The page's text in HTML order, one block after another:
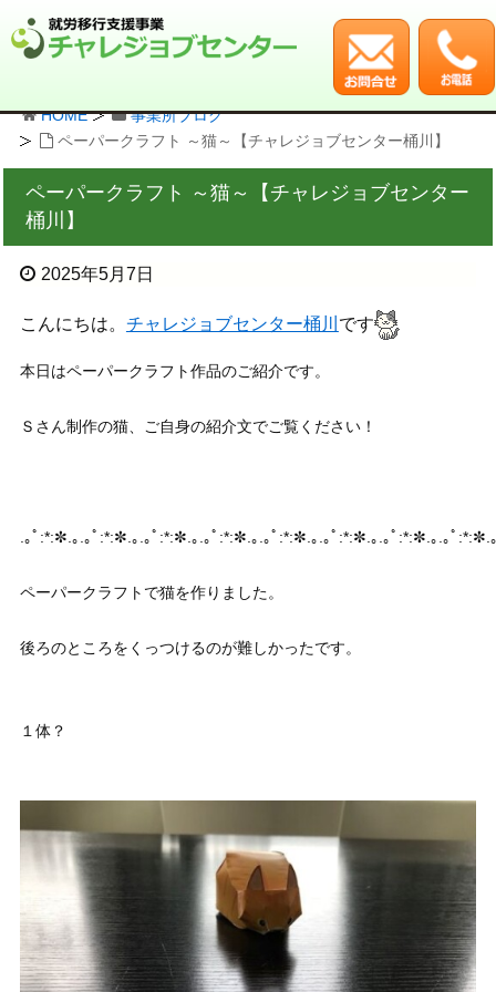
HOME
事業所ブログ
ペーパークラフト ～猫～【チャレジョブセンター桶川】
ペーパークラフト ～猫～【チャレジョブセンター
桶川】
2025年5月7日
こんにちは。 チャレジョブセンター桶川 です
本日はペーパークラフト作品のご紹介です。
Ｓさん制作の猫、ご自身の紹介文でご覧ください！
.｡ﾟ:*:✼.｡.｡ﾟ:*:✼.｡.｡ﾟ:*:✼.｡.｡ﾟ:*:✼.｡.｡ﾟ:*:✼.｡.｡ﾟ:*:✼.｡.｡ﾟ:*:✼.｡.｡ﾟ:*:✼.
ペーパークラフトで猫を作りました。
後ろのところをくっつけるのが難しかったです。
１体？